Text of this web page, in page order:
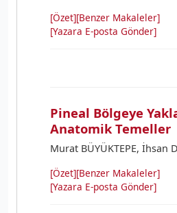
[Özet][Benzer Makaleler]
[Yazara E-posta Gönder]
Pineal Bölgeye
Anatomik Temeller
Murat BÜYÜKTEPE, İhsan
[Özet][Benzer Makaleler]
[Yazara E-posta Gönder]